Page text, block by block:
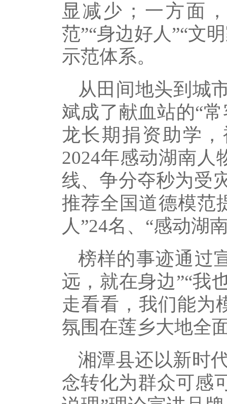
显减少；一方面
范”“身边好人”“文
示范体系。
从田间地头到城
斌成了献血站的“
龙长期捐资助学
2024年感动湖南人
线、争分夺秒为受
推荐全国道德模范
人”24名、“感动湖
榜样的事迹通过
远，就在身边”“我
走看看，我们能为
氛围在莲乡大地全
湘潭县还以新时
念转化为群众可感